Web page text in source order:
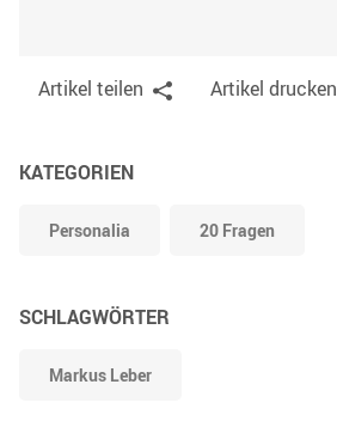
Artikel teilen Artikel drucken
KATEGORIEN
Personalia 20 Fragen
SCHLAGWÖRTER
Markus Leber